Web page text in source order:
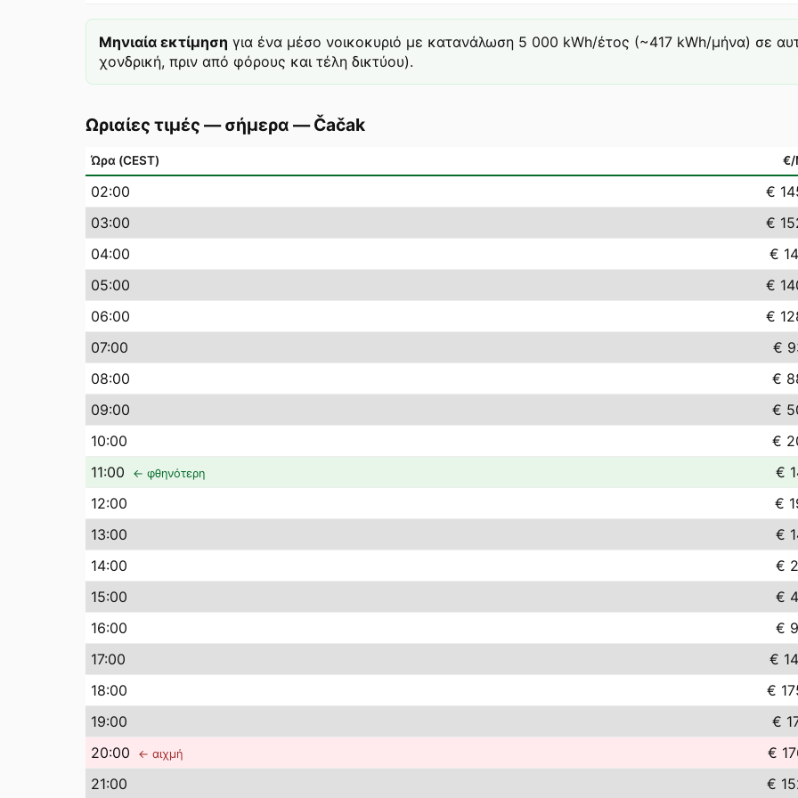
Μηνιαία εκτίμηση για ένα μέσο νοικοκυριό με κατανάλωση 5 000 kWh/έτος (~417 kWh/μήνα) σε
χονδρική, πριν από φόρους και τέλη δικτύου).
Ωριαίες τιμές — σήμερα —Čačak
Ώρα (CEST) €/
02:00
€
03:00
€
04:00
€
05:00
€
06:00
€
07:00
€
08:00
€
09:00
€
10:00
€
11:00 ← φθηνότερη
€
12:00
€
13:00
€
14:00
€
15:00
€
16:00
€
17:00
€
18:00
€
19:00
€
20:00 ← αιχμή
€
21:00 €